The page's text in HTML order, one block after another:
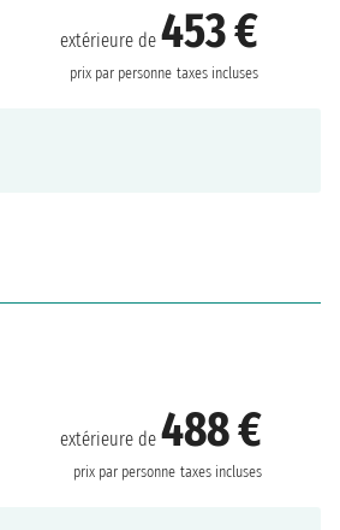
extérieure de453 €
prix par personne taxes incluses
extérieure de488 €
prix par personne taxes incluses